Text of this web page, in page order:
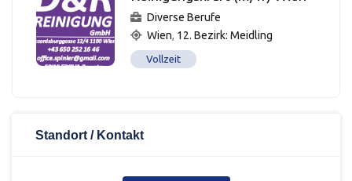
Diverse Berufe
Wien, 12. Bezirk: Meidling
Vollzeit
Standort / Kontakt